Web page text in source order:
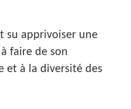
su apprivoiser une
faire de son
et à la diversité des